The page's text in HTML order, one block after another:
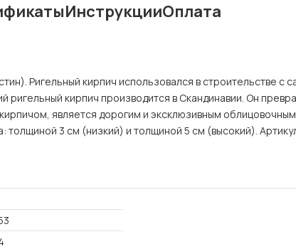
ИнструкцииОплата
Ригельный кирпич использовался в строительстве с
кирпич производится в Скандинавии. Он
является дорогим и эксклюзивным облицовочным
3 см (низкий) и толщиной 5 см (высокий).